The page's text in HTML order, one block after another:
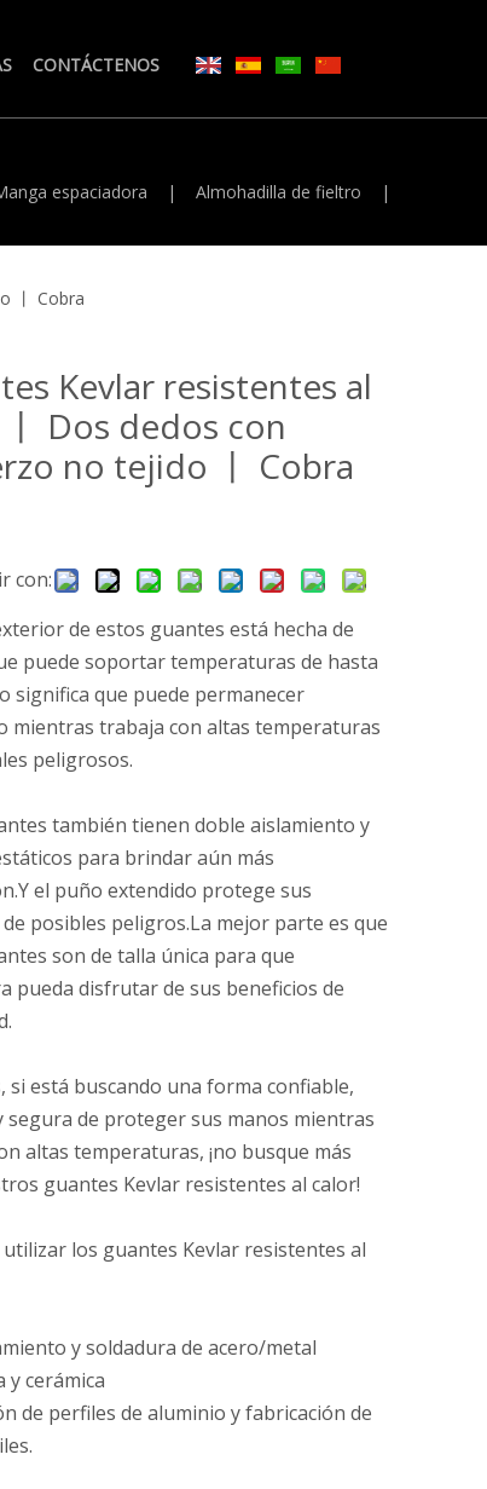
CONTÁCTENOS
espaciadora | Almohadilla de fieltro
|
丨 Cobra
Kevlar resistentes al
Dos dedos con
no tejido 丨 Cobra
con:
de estos guantes está hecha de
puede soportar temperaturas de hasta
significa que puede permanecer
mientras trabaja con altas temperaturas
peligrosos.
también tienen doble aislamiento y
para brindar aún más
el puño extendido protege sus
de posibles peligros.La mejor parte es que
son de talla única para que
pueda disfrutar de sus beneficios de
si está buscando una forma confiable,
segura de proteger sus manos mientras
altas temperaturas, ¡no busque más
guantes Kevlar resistentes al calor!
utilizar los guantes Kevlar resistentes al
y soldadura de acero/metal
y cerámica
de perfiles de aluminio y fabricación de